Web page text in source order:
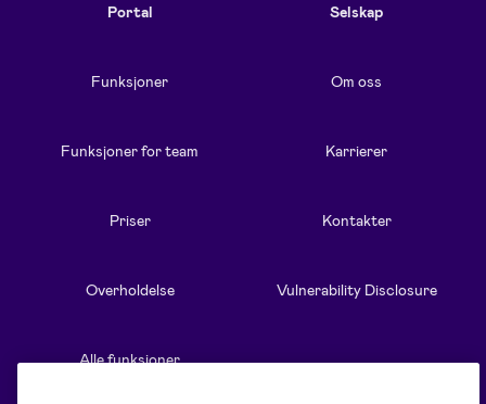
Portal
Funksjoner
Funksjoner for team
Priser
Overholdelse
Alle funksjoner
Selskap
Om oss
Karrierer
Kontakter
Vulnerability Disclosure